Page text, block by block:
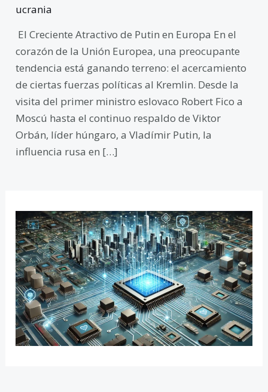
ucrania
El Creciente Atractivo de Putin en Europa En el
corazón de la Unión Europea, una preocupante
tendencia está ganando terreno: el acercamiento
de ciertas fuerzas políticas al Kremlin. Desde la
visita del primer ministro eslovaco Robert Fico a
Moscú hasta el continuo respaldo de Viktor
Orbán, líder húngaro, a Vladímir Putin, la
influencia rusa en […]